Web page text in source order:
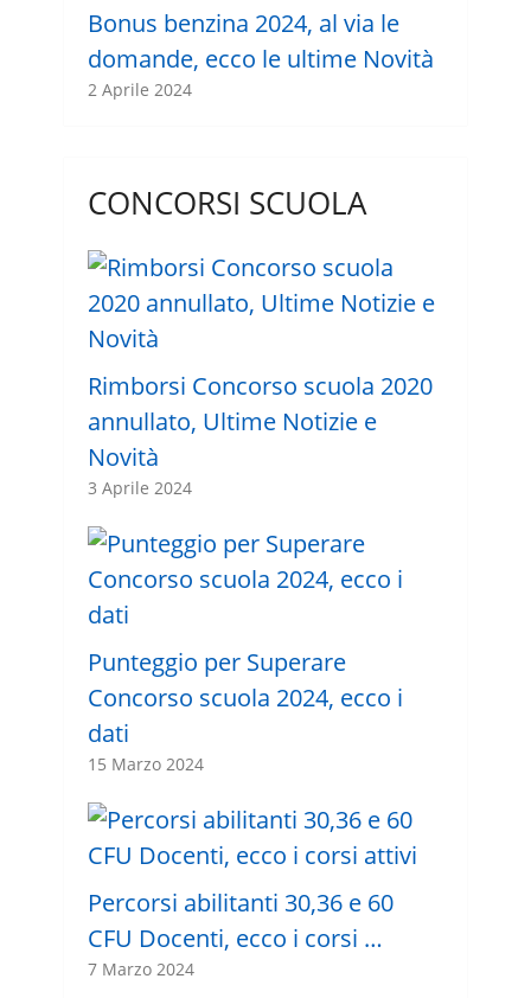
Bonus benzina 2024, al via le
domande, ecco le ultime Novità
2 Aprile 2024
CONCORSI SCUOLA
Rimborsi Concorso scuola 2020
annullato, Ultime Notizie e
Novità
3 Aprile 2024
Punteggio per Superare
Concorso scuola 2024, ecco i
dati
15 Marzo 2024
Percorsi abilitanti 30,36 e 60
CFU Docenti, ecco i corsi …
7 Marzo 2024